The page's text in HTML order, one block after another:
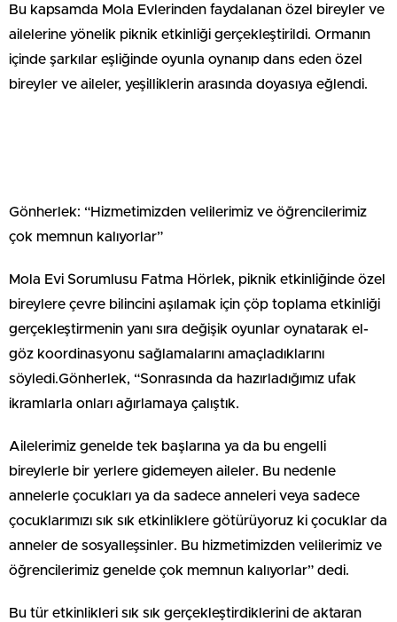
Bu kapsamda Mola Evlerinden faydalanan özel bireyler ve
ailelerine yönelik piknik etkinliği gerçekleştirildi. Ormanın
içinde şarkılar eşliğinde oyunla oynanıp dans eden özel
bireyler ve aileler, yeşilliklerin arasında doyasıya eğlendi.
Gönherlek: “Hizmetimizden velilerimiz ve öğrencilerimiz
çok memnun kalıyorlar”
Mola Evi Sorumlusu Fatma Hörlek, piknik etkinliğinde özel
bireylere çevre bilincini aşılamak için çöp toplama etkinliği
gerçekleştirmenin yanı sıra değişik oyunlar oynatarak el-
göz koordinasyonu sağlamalarını amaçladıklarını
söyledi.Gönherlek, “Sonrasında da hazırladığımız ufak
ikramlarla onları ağırlamaya çalıştık.
Ailelerimiz genelde tek başlarına ya da bu engelli
bireylerle bir yerlere gidemeyen aileler. Bu nedenle
annelerle çocukları ya da sadece anneleri veya sadece
çocuklarımızı sık sık etkinliklere götürüyoruz ki çocuklar da
anneler de sosyalleşsinler. Bu hizmetimizden velilerimiz ve
öğrencilerimiz genelde çok memnun kalıyorlar” dedi.
Bu tür etkinlikleri sık sık gerçekleştirdiklerini de aktaran